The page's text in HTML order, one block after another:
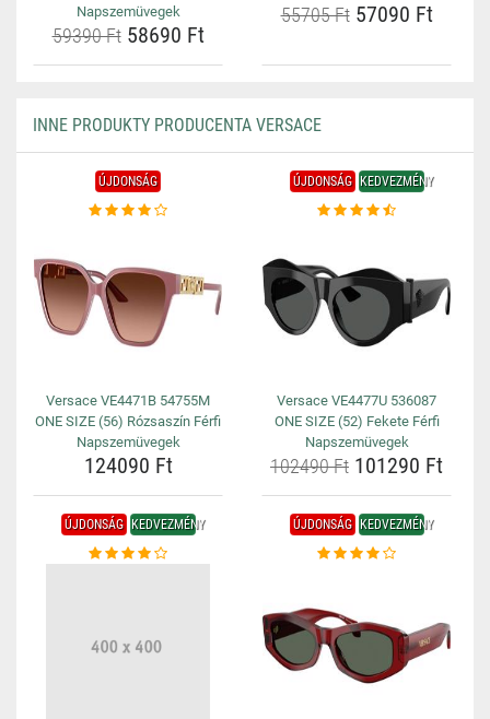
Napszemüvegek
59390 Ft58690 Ft
55705 Ft57090 Ft
INNE PRODUKTY PRODUCENTA VERSACE
ÚJDONSÁG
Versace VE4471B 54755M
ONE SIZE (56) Rózsaszín Férfi
Napszemüvegek
124090 Ft
ÚJDONSÁG KEDVEZMÉNY
Versace VE4477U 536087
ONE SIZE (52) Fekete Férfi
Napszemüvegek
102490 Ft 101290 Ft
ÚJDONSÁG KEDVEZMÉNY ÚJDONSÁG KEDVEZMÉNY